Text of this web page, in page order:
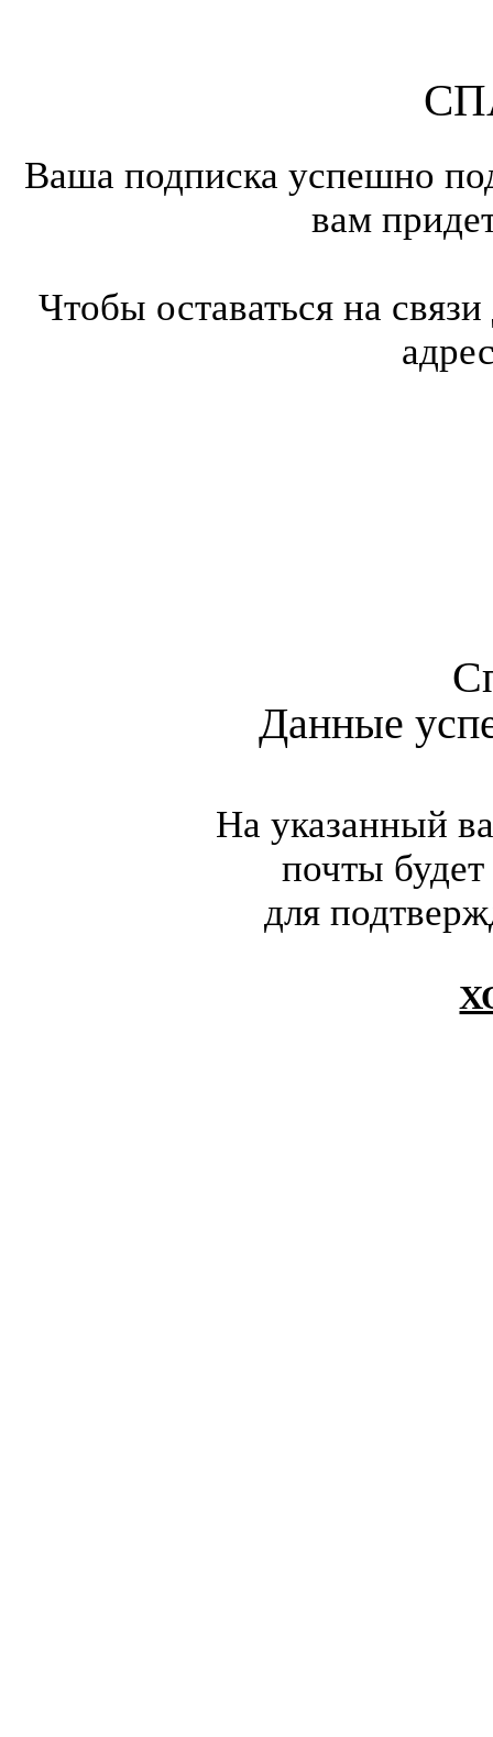
Ваша подписка успешно
вам
Чтобы оставаться на
Данные
На указанный
почты
для